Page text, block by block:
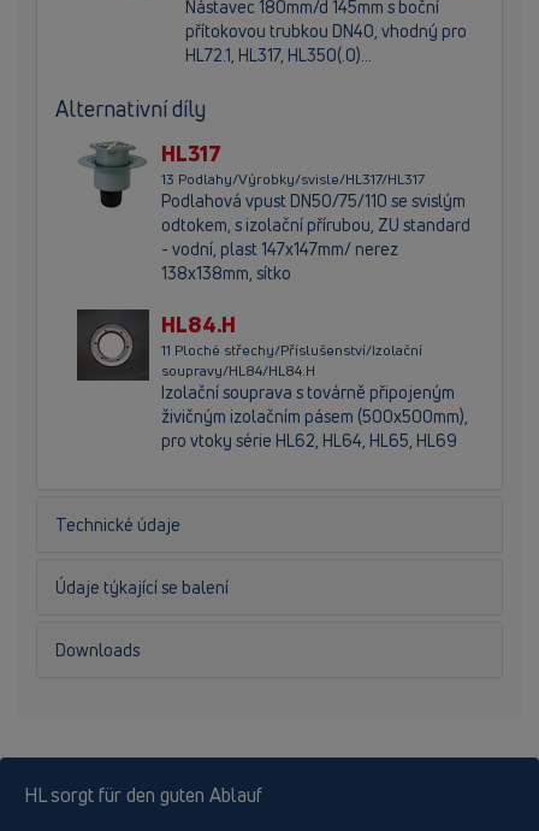
Nástavec 180mm/d 145mm s boční
přítokovou trubkou DN40, vhodný pro
HL72.1, HL317, HL350(.0)...
Alternativní díly
HL317
13 Podlahy/Výrobky/svisle/HL317/HL317
Podlahová vpust DN50/75/110 se svislým
odtokem, s izolační přírubou, ZU standard
- vodní, plast 147x147mm/ nerez
138x138mm, sítko
HL84.H
11 Ploché střechy/Příslušenství/Izolační
soupravy/HL84/HL84.H
Izolační souprava s továrně připojeným
živičným izolačním pásem (500x500mm),
pro vtoky série HL62, HL64, HL65, HL69
Technické údaje
Údaje týkající se balení
Downloads
HL sorgt für den guten Ablauf